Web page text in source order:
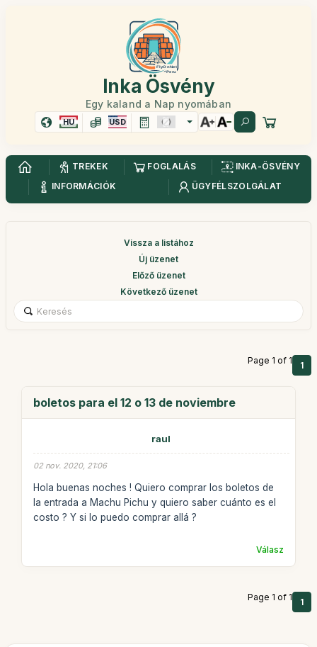
Inka Ösvény
Egy kaland a Nap nyomában
HU USD
TREKEK FOGLALÁS
INKA-ÖSVÉNY
INFORMÁCIÓK
ÜGYFÉLSZOLGÁLAT
Vissza a listához
Új üzenet
Előző üzenet
Következő üzenet
Page 1 of 1 1
boletos para el 12 o 13 de noviembre
raul
02 nov. 2020, 21:06
Hola buenas noches ! Quiero comprar los boletos de
la entrada a Machu Pichu y quiero saber cuánto es el
costo ? Y si lo puedo comprar allá ?
Válasz
Page 1 of 1 1